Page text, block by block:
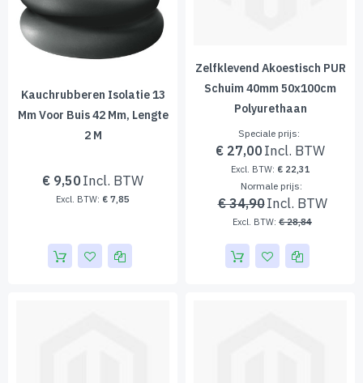
Kauchrubberen Isolatie 13
Mm Voor Buis 42 Mm, Lengte
2 M
€ 9,50
€ 7,85
Zelfklevend Akoestisch PUR
Schuim 40mm 50x100cm
Polyurethaan
Speciale prijs
€ 27,00
€ 22,31
Normale prijs
€ 34,90
€ 28,84